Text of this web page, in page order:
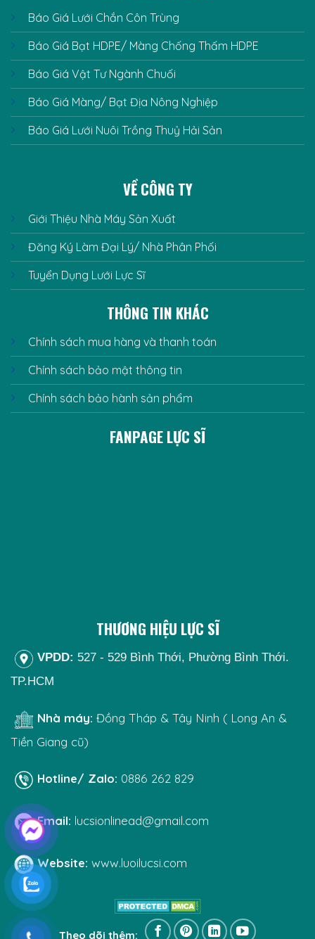
Báo Giá Lưới Chắn Côn Trùng
Báo Giá Bạt HDPE/ Màng Chống Thấm HDPE
Báo Giá Vật Tư Ngành Chuối
Báo Giá Màng/ Bạt Địa Nông Nghiệp
Báo Giá Lưới Nuôi Trồng Thuỷ Hải Sản
VỀ CÔNG TY
Giới Thiệu Nhà Máy Sản Xuất
Đăng Ký Làm Đại Lý/ Nhà Phân Phối
Tuyển Dụng Lưới Lực Sĩ
THÔNG TIN KHÁC
Chính sách mua hàng và thanh toán
Chính sách bảo mật thông tin
Chính sách bảo hành sản phẩm
FANPAGE LỰC SĨ
THƯƠNG HIỆU LỰC SĨ
VPDD: 527 - 529 Bình Thới, Phường Bình Thới.
TP.HCM
Nhà máy: Đồng Tháp & Tây Ninh ( Long An &
Tiền Giang cũ)
Hotline/ Zalo: 0886 262 829
Email: lucsionlinead@gmail.com
Website: www.luoilucsi.com
Theo dõi thêm: